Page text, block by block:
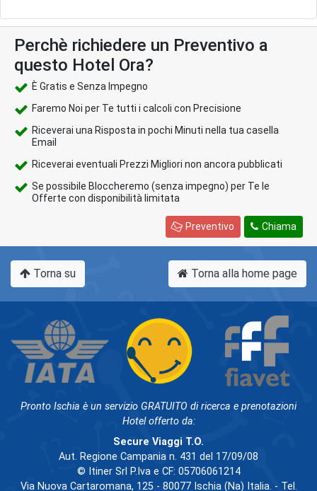
Perchè richiedere un Preventivo a
questo Hotel Ora?
È Gratis e Senza Impegno
Faremo Noi per Te tutti i calcoli con Precisione
Riceverai una Risposta in pochi Minuti nella tua casella
Email
Riceverai eventuali Prezzi Migliori non ancora pubblicati
Se possibile Bloccheremo (senza impegno) per Te le
Offerte con disponibilità limitata
Chiama
Preventivo
Torna su Torna alla home page
Pronto Ischia è un servizio GRATUITO di ricerca e prenotazioni
Hotel offerto da:
Secure Viaggi T.O.
Aut. Regione Campania n. 431 del 17/09/08
© Itiner Srl P.Iva e CF: 05706061214
Via Nuova Cartaromana, 125 - 80077 Ischia (Na) Italia. - Tel.